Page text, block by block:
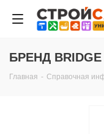
БРЕНД BRIDGE
Главная - Справочная